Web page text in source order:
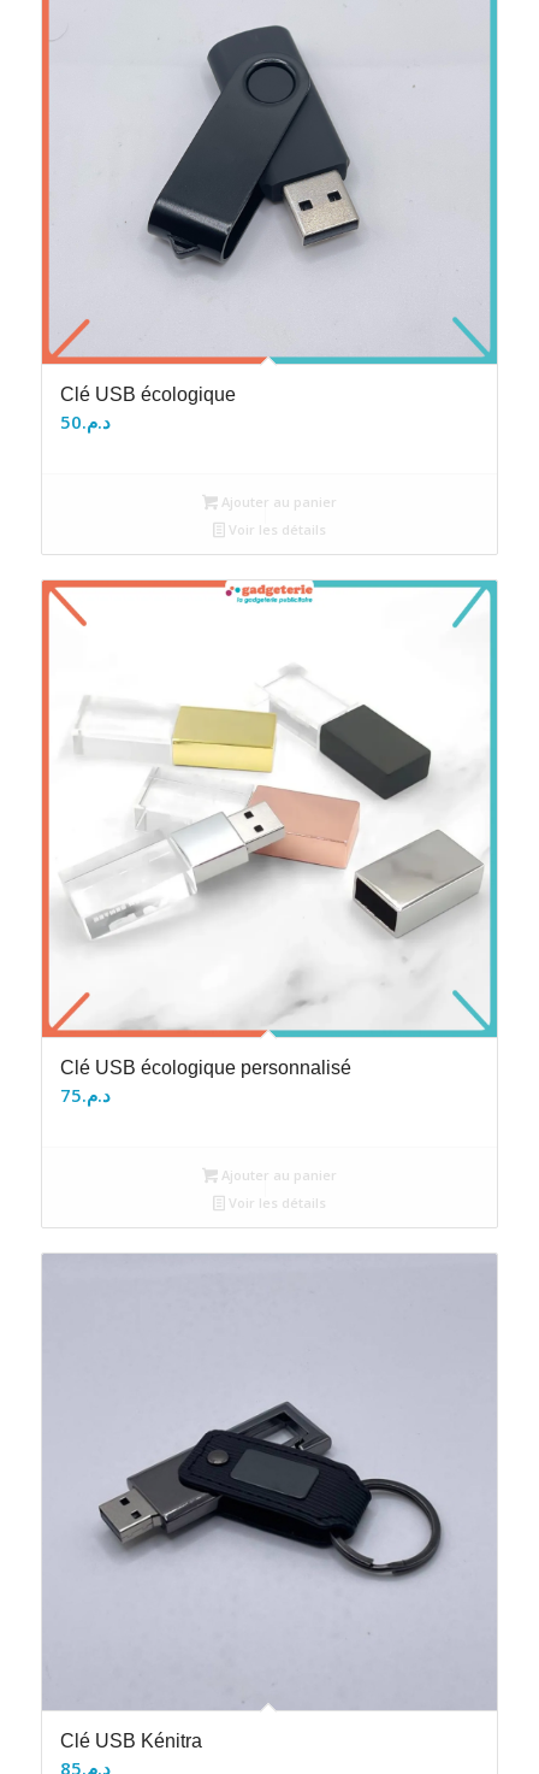
Clé USB écologique
د.م.50
Ajouter au panier
Voir les détails
Clé USB écologique personnalisé
د.م.75
Ajouter au panier
Voir les détails
Clé USB Kénitra
د.م.85